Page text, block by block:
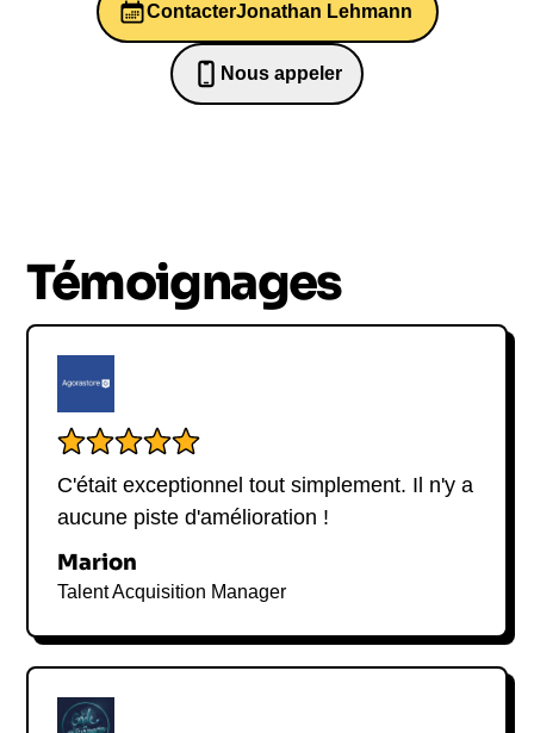
vision lors de conférences inspirantes et à travers
ses livres. Découvrez comment vous aussi pouvez
trouver le bonheur grâce aux enseignements de
Jonathan Lehmann.
Bien-être au travail et QVT
Intelligence émotionnelle Leadership
ContacterJonathan Lehmann
Nous appeler
0652698481
Témoignages
C'était exceptionnel tout simplement. Il n'y a
aucune piste d'amélioration !
Marion
Talent Acquisition Manager